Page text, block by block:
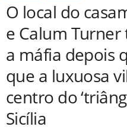
O local do
e Calum
a máfia depois
que a luxuosa
centro do
Sicília